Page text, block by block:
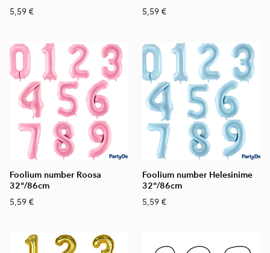
5,59 €
5,59 €
Foolium number Roosa
32"/86cm
5,59 €
Foolium number Helesinime
32"/86cm
5,59 €